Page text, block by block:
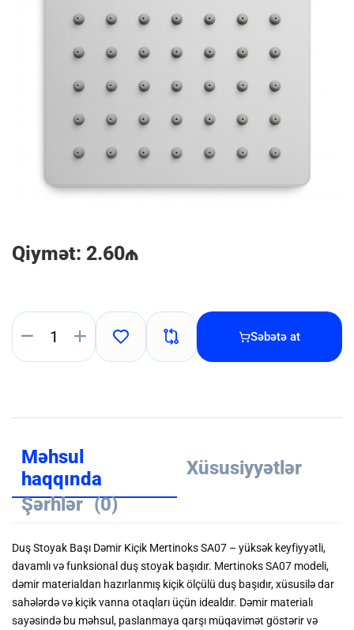
Qiymət: 2.60₼
Səbətə at
Məhsul
haqqında
Xüsusiyyətlər
Şərhlər (0)
Duş Stoyak Başı Dəmir Kiçik Mertinoks SA07 – yüksək keyfiyyətli,
davamlı və funksional duş stoyak başıdır. Mertinoks SA07 modeli,
dəmir materialdan hazırlanmış kiçik ölçülü duş başıdır, xüsusilə dar
sahələrdə və kiçik vanna otaqları üçün idealdır. Dəmir materialı
sayəsində bu məhsul, paslanmaya qarşı müqavimət göstərir və